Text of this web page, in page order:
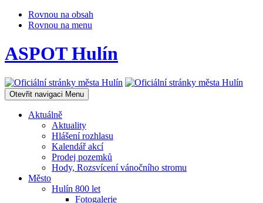
Rovnou na obsah
Rovnou na menu
ASPOT Hulín
Otevřit navigaci Menu
Aktuálně
Aktuality
Hlášení rozhlasu
Kalendář akcí
Prodej pozemků
Hody, Rozsvícení vánočního stromu
Město
Hulín 800 let
Fotogalerie